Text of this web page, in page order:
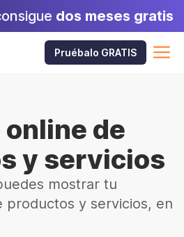
dos meses gratis
Pruébalo GRATIS
de
y servicios
mostrar tu
productos y servicios, en